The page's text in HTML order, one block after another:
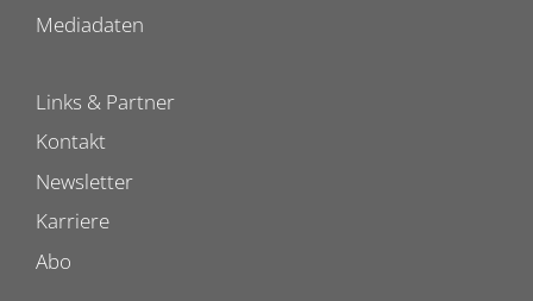
Mediadaten
Links & Partner
Kontakt
Newsletter
Karriere
Abo